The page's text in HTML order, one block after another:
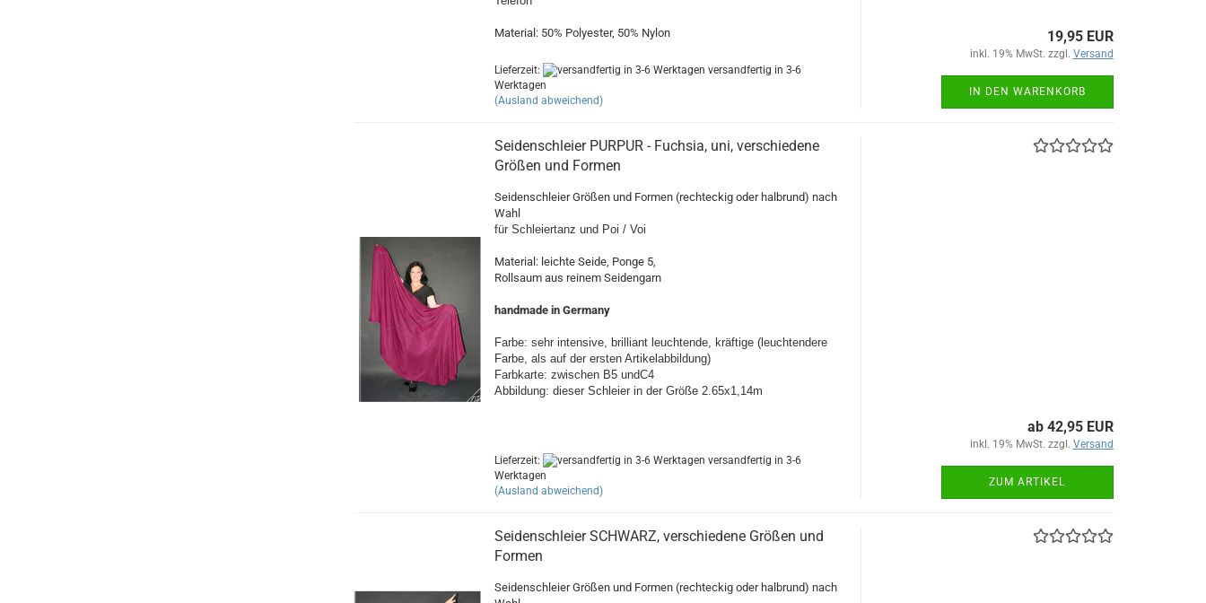
Material: 50% Polyester, 50% Nylon
Lieferzeit:
versandfertig in 3-6
Werktagen
(Ausland abweichend)
19,95 EUR
inkl. 19% MwSt. zzgl. Versand
IN DEN WARENKORB
Seidenschleier PURPUR - Fuchsia, uni, verschiedene
Größen und Formen
Seidenschleier Größen und Formen (rechteckig oder halbrund) nach
Wahl
für Schleiertanz und Poi / Voi
Material: leichte Seide, Ponge 5,
Rollsaum aus reinem Seidengarn
handmade in Germany
Farbe: sehr intensive, brilliant leuchtende, kräftige(leuchtendere
Farbe, als auf der ersten Artikelabbildung)
Farbkarte: zwischen B5 undC4
Abbildung: dieser Schleier in der Größe 2.65x1,14m
Lieferzeit:
versandfertig in 3-6
Werktagen
(Ausland abweichend)
ab 42,95 EUR
inkl. 19% MwSt. zzgl. Versand
ZUM ARTIKEL
Seidenschleier SCHWARZ, verschiedene Größen und
Formen
Seidenschleier Größen und Formen (rechteckig oder halbrund) nach